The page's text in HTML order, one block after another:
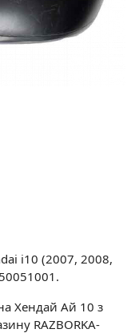
i10 (2007, 2008,
Хендай Ай 10 з
RAZBORKA-